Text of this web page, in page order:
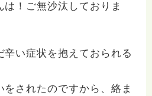
！ご無沙汰しておりま
い症状を抱えておられる
をされたのですから、絡ま